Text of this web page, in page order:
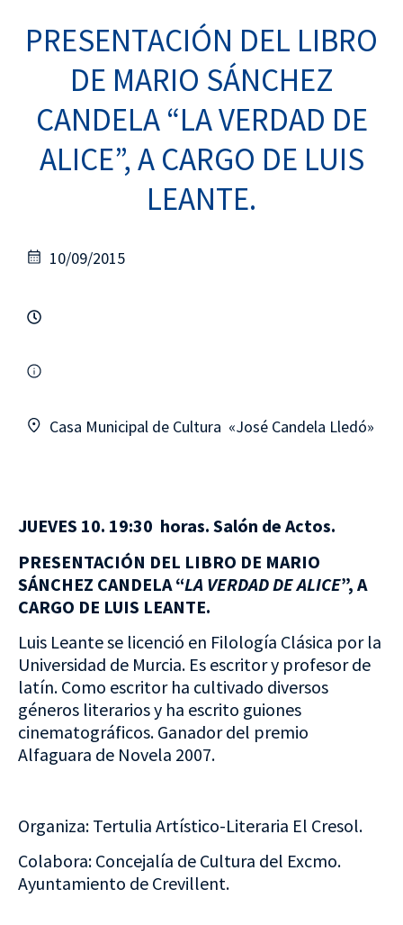
PRESENTACIÓN DEL LIBRO
DE MARIO SÁNCHEZ
CANDELA “LA VERDAD DE
ALICE”, A CARGO DE LUIS
LEANTE.
10/09/2015
Casa Municipal de Cultura «José Candela Lledó»
JUEVES 10. 19:30 horas. Salón de Actos.
PRESENTACIÓN DEL LIBRO DE MARIO
SÁNCHEZ CANDELA “LA VERDAD DE ALICE”, A
CARGO DE LUIS LEANTE.
Luis Leante se licenció en Filología Clásica por la
Universidad de Murcia. Es escritor y profesor de
latín. Como escritor ha cultivado diversos
géneros literarios y ha escrito guiones
cinematográficos. Ganador del premio
Alfaguara de Novela 2007.
Organiza: Tertulia Artístico-Literaria El Cresol.
Colabora: Concejalía de Cultura del Excmo.
Ayuntamiento de Crevillent.